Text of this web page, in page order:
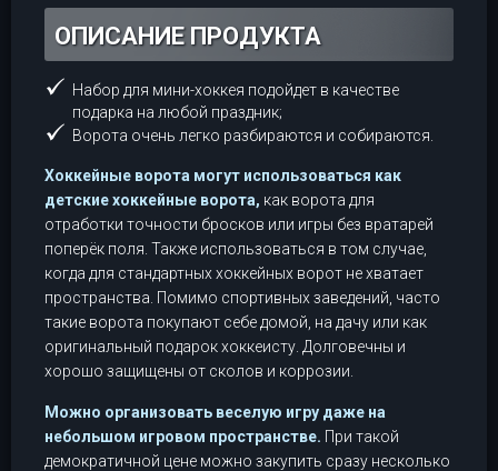
ОПИСАНИЕ ПРОДУКТА
Набор для мини-хоккея подойдет в качестве
подарка на любой праздник;
Ворота очень легко разбираются и собираются.
Хоккейные ворота могут использоваться как
детские хоккейные ворота, как ворота для
отработки точности бросков или игры без вратарей
поперёк поля. Также использоваться в том случае,
когда для стандартных хоккейных ворот не хватает
пространства. Помимо спортивных заведений, часто
такие ворота покупают себе домой, на дачу или как
оригинальный подарок хоккеисту. Долговечны и
хорошо защищены от сколов и коррозии.
Можно организовать веселую игру даже на
небольшом игровом пространстве. При такой
демократичной цене можно закупить сразу несколько